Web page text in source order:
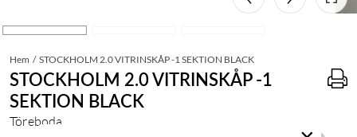
Hem STOCKHOLM 2.0 VITRINSKÅP -1 SEKTION BLACK
STOCKHOLM 2.0 VITRINSKÅP -1
SEKTION BLACK
Töreboda